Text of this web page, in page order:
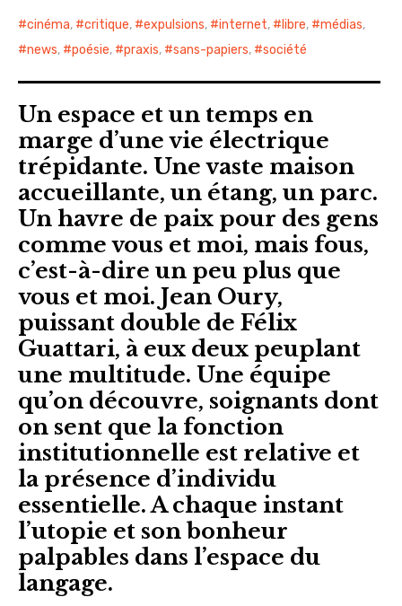
cinéma, critique, expulsions, internet, libre, médias,
news, poésie, praxis, sans-papiers, société
Un espace et un temps en
marge d’une vie électrique
trépidante. Une vaste maison
accueillante, un étang, un parc.
Un havre de paix pour des gens
comme vous et moi, mais fous,
c’est-à-dire un peu plus que
vous et moi. Jean Oury,
puissant double de Félix
Guattari, à eux deux peuplant
une multitude. Une équipe
qu’on découvre, soignants dont
on sent que la fonction
institutionnelle est relative et
la présence d’individu
essentielle. A chaque instant
l’utopie et son bonheur
palpables dans l’espace du
langage.